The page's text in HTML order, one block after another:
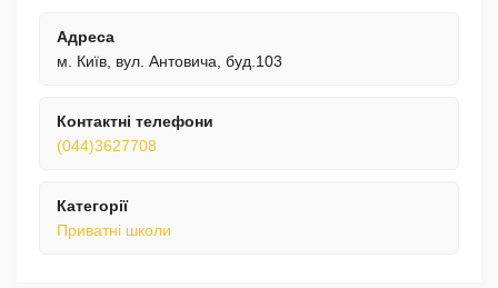
Адреса
м. Київ, вул. Антовича, буд.103
Контактні телефони
(044)3627708
Категорії
Приватні школи